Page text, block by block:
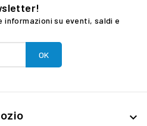
su eventi, saldi e
